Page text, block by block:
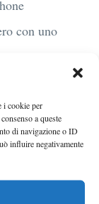
i cookie per
a queste
di navigazione o ID
influire negativamente
con uno
di